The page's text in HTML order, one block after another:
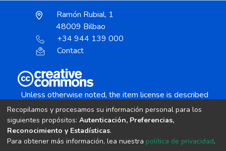
Ramón Rubial, 1
48009 Bilbao
+34 944 139 000
Contact
Unless otherwise noted, the item license is described
as:
Creative Commons Attribution-NonCommercial-
Recopilamos y procesamos su información personal para los
siguientes propósitos: Autenticación, Preferencias,
Reconocimiento y Estadísticas.
Para obtener más información, lea nuestra política de privacidad.